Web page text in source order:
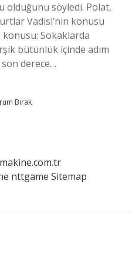
olduğunu söyledi. Polat,
Vadisi’nin konusu
Sokaklarda
bütünlük içinde adım
derece…
Bırak
nttgame Sitemap